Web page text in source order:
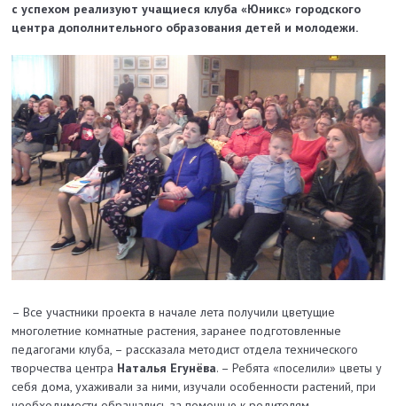
с успехом реализуют учащиеся клуба «Юникс» городского
центра дополнительного образования детей и молодежи.
– Все участники проекта в начале лета получили цветущие
многолетние комнатные растения, заранее подготовленные
педагогами клуба, – рассказала методист отдела технического
творчества центра Наталья Егунёва. – Ребята «поселили» цветы у
себя дома, ухаживали за ними, изучали особенности растений, при